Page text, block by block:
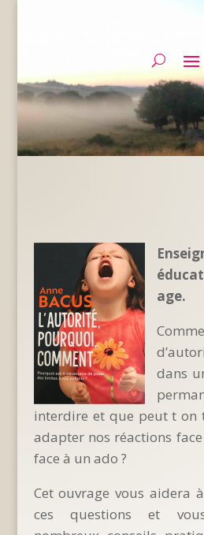
age.
dans
interdire et que peut t on
adapter nos réactions
face à un ado ?
Cet ouvrage vous aidera
ces questions et